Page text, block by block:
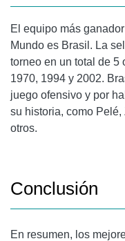
El equipo más
Mundo es Brasil. La
torneo en un total de 5
1970, 1994 y 2002.
juego ofensivo y por
su historia, como
otros.
Conclusión
En resumen, los